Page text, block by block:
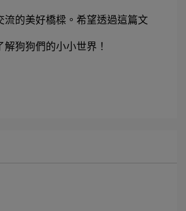
流的美好橋樑。希望透過這篇文
解狗狗們的小小世界！